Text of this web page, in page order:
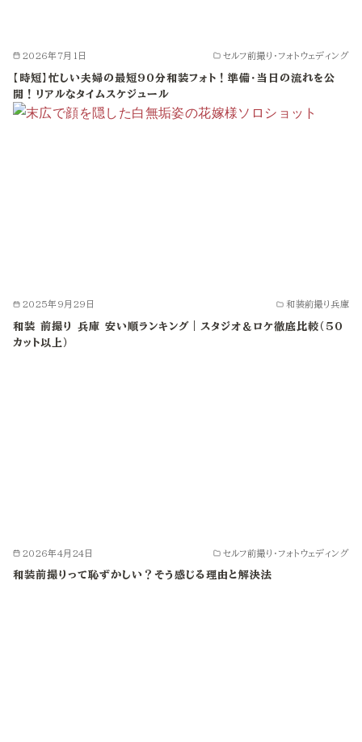
2026年7月1日 セルフ前撮り・フォトウェディング
【時短】忙しい夫婦の最短90分和装フォト！準備・当日の流れを公
開！リアルなタイムスケジュール
2025年9月29日 和装前撮り兵庫
和装 前撮り 兵庫 安い順ランキング｜スタジオ＆ロケ徹底比較（50
カット以上）
2026年4月24日 セルフ前撮り・フォトウェディング
和装前撮りって恥ずかしい？そう感じる理由と解決法